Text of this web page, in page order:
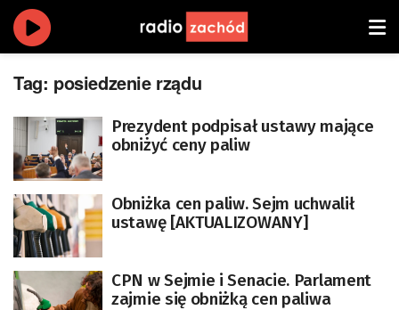
Tag: posiedzenie rządu
Prezydent podpisał ustawy mające
obniżyć ceny paliw
Obniżka cen paliw. Sejm uchwalił
ustawę [AKTUALIZOWANY]
CPN w Sejmie i Senacie. Parlament
zajmie się obniżką cen paliwa